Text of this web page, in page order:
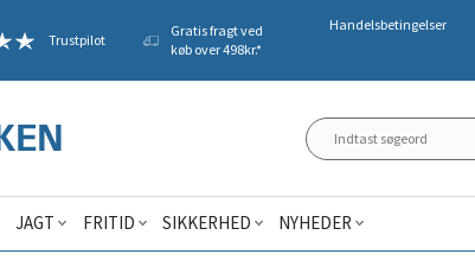
Trustpilot
Gratis fragt ved
køb over 498kr.*
Handelsbetingelser
JAGT FRITID SIKKERHED NYHEDER